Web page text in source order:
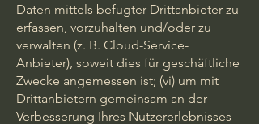
Daten mittels befugter Drittanbieter zu
erfassen, vorzuhalten und/oder zu
verwalten (z. B. Cloud-Service-
Anbieter), soweit dies für geschäftliche
Zwecke angemessen ist; (vi) um mit
Drittanbietern gemeinsam an der
Verbesserung Ihres Nutzererlebnisses